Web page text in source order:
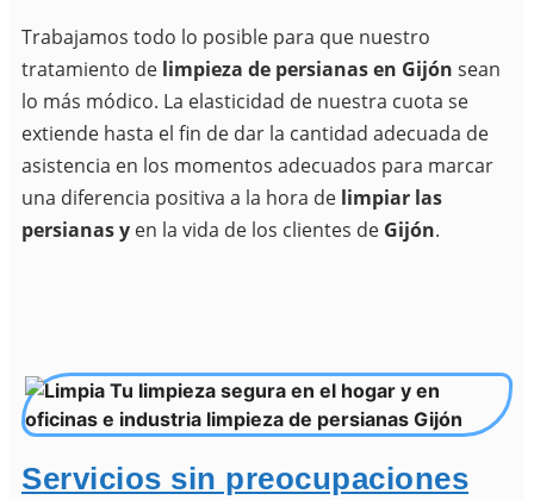
Trabajamos todo lo posible para que nuestro
tratamiento de limpieza de persianas en Gijón sean
lo más módico. La elasticidad de nuestra cuota se
extiende hasta el fin de dar la cantidad adecuada de
asistencia en los momentos adecuados para marcar
una diferencia positiva a la hora de limpiar las
persianas y en la vida de los clientes de Gijón.
Servicios sin preocupaciones